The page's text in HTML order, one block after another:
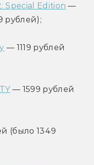
Special Edition —
рублей);
— 1119 рублей
— 1599 рублей
(было 1349